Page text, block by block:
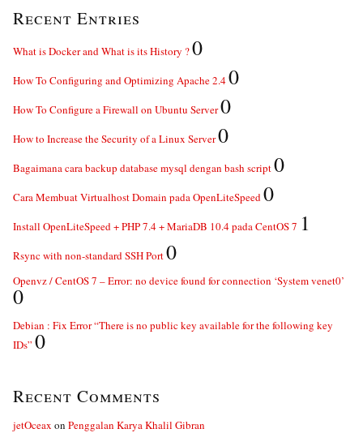
Recent Entries
What is Docker and What is its History ?0
How To Configuring and Optimizing Apache 2.40
How To Configure a Firewall on Ubuntu Server0
How to Increase the Security of a Linux Server0
Bagaimana cara backup database mysql dengan bash script0
Cara Membuat Virtualhost Domain pada OpenLiteSpeed0
Install OpenLiteSpeed + PHP 7.4 + MariaDB 10.4 pada CentOS 7 1
Rsync with non-standard SSH Port0
Openvz / CentOS 7 – Error: no device found for connection ‘System venet0’
0
Debian : Fix Error “There is no public key available for the following key
IDs” 0
Recent Comments
jetOceax on Penggalan Karya Khalil Gibran